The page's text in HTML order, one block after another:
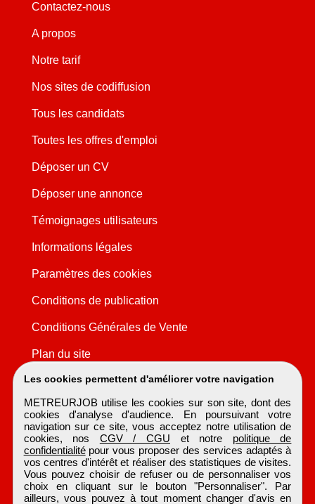
Les cookies permettent d'améliorer votre navigation
METREURJOB utilise les cookies sur son site, dont des
cookies d'analyse d'audience. En poursuivant votre
navigation sur ce site, vous acceptez notre utilisation de
cookies, nos CGV / CGU et notre politique de
confidentialitépour vous proposer des services adaptés à
vos centres d'intérêt et réaliser des statistiques de visites.
Vous pouvez choisir de refuser ou de personnaliser vos
choix en cliquant sur le bouton "Personnaliser". Par
ailleurs, vous pouvez à tout moment changer d'avis en
Contactez-nous
A propos
Notre tarif
Nos sites de codiffusion
Tous les candidats
Toutes les offres d'emploi
Déposer un CV
Déposer une annonce
Témoignages utilisateurs
Informations légales
Paramètres des cookies
Conditions de publication
Conditions Générales de Vente
Plan du site